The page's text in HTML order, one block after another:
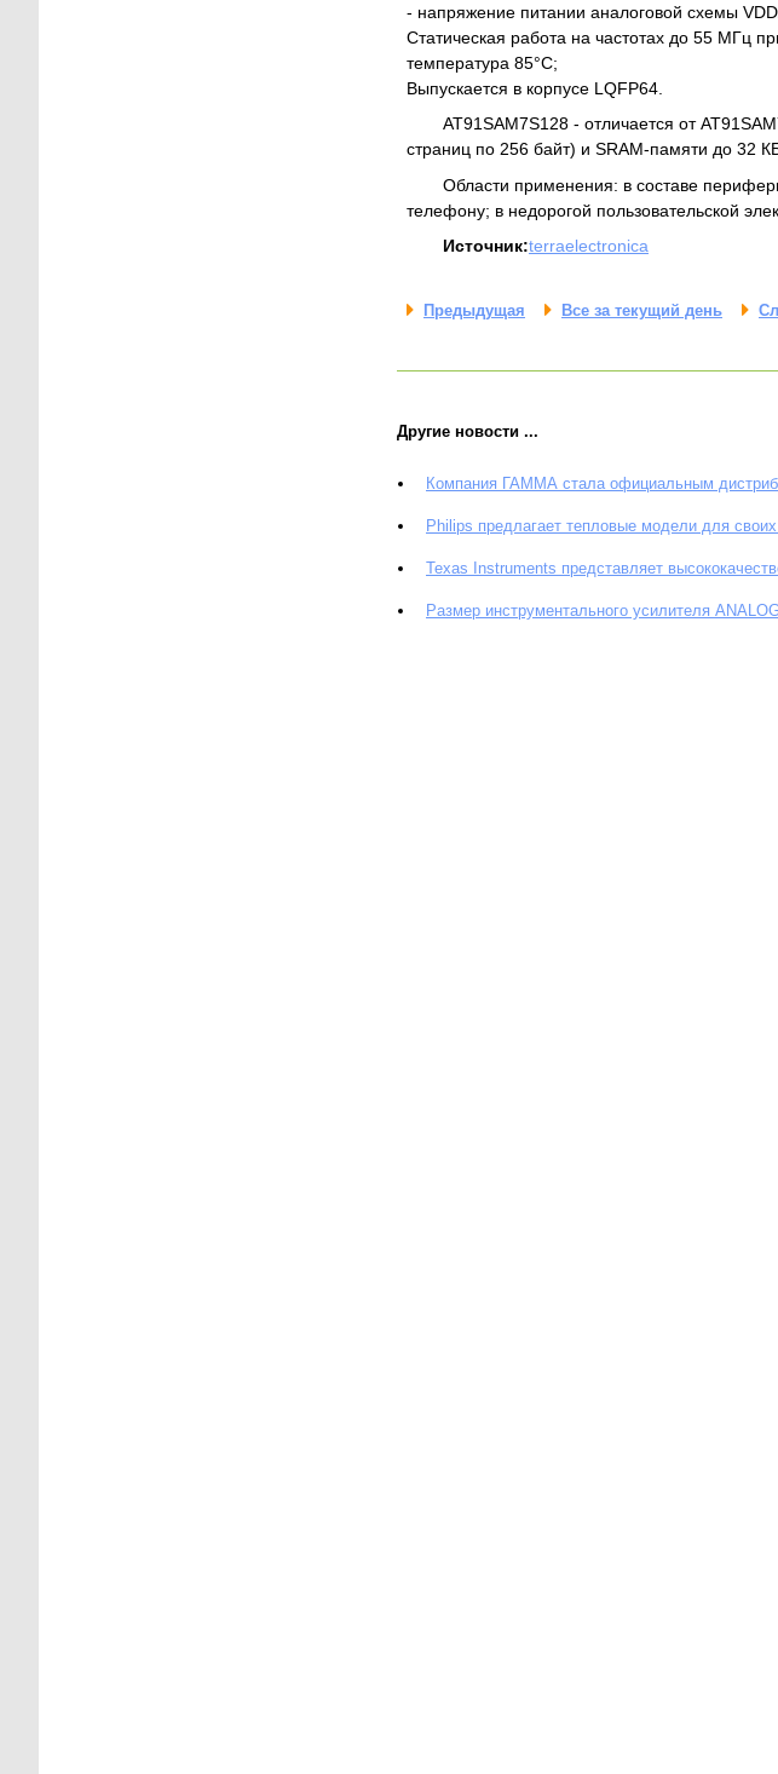
- напряжение питании аналоговой схемы
Статическая работа на частотах до 55 МГц
температура 85°С;
Выпускается в корпусе LQFP64.
AT91SAM7S128 - отличается от
страниц по 256 байт) и SRAM-памяти до 32
Области применения: в составе
телефону; в недорогой пользовательской
Источник:terraelectronica
Предыдущая Все за текущий день
Другие новости ...
Компания ГАММА стала официальным
Philips предлагает тепловые модели для
Texas Instruments представляет
Размер инструментального усилителя